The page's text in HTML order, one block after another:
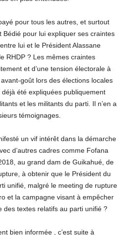
pour tous les autres, et surtout
Bédié pour lui expliquer ses craintes
lui et le Président Alassane
RHDP ? Les mêmes craintes
et d’une tension électorale à
goût lors des élections locales
été expliquées publiquement
et les militants du parti. Il n’en a
témoignages.
un vif intérêt dans la démarche
d’autres cadres comme Fofana
au grand dam de Guikahué, de
à obtenir que le Président du
unifié, malgré le meeting de rupture
et la campagne visant à empêcher
des textes relatifs au parti unifié ?
bien informée , c’est suite à